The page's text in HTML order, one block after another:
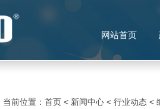
网站首页
当前位置： 首页 < 新闻中心 < 行业动态 <